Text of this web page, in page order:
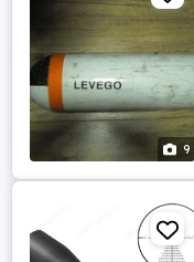
9